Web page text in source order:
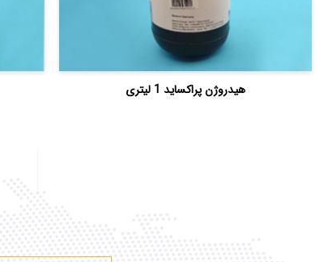
هیدروژن پراکساید 1 لیتری